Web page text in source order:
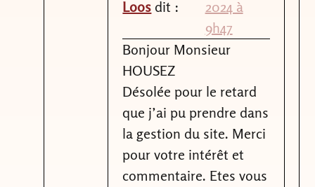
Loos dit :
2024 à
9h47
Bonjour Monsieur
HOUSEZ
Désolée pour le retard
que j’ai pu prendre dans
la gestion du site. Merci
pour votre intérêt et
commentaire. Etes vous